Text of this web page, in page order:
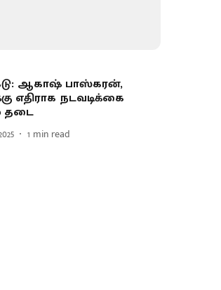
ஆகாஷ் பாஸ்கரன்,
எதிராக நடவடிக்கை
தடை
1 min read